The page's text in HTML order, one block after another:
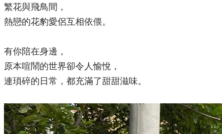
繁花與飛鳥間，
熱戀的花豹愛侶互相依偎。
有你陪在身邊，
原本喧鬧的世界卻令人愉悅，
連瑣碎的日常，都充滿了甜甜滋味。